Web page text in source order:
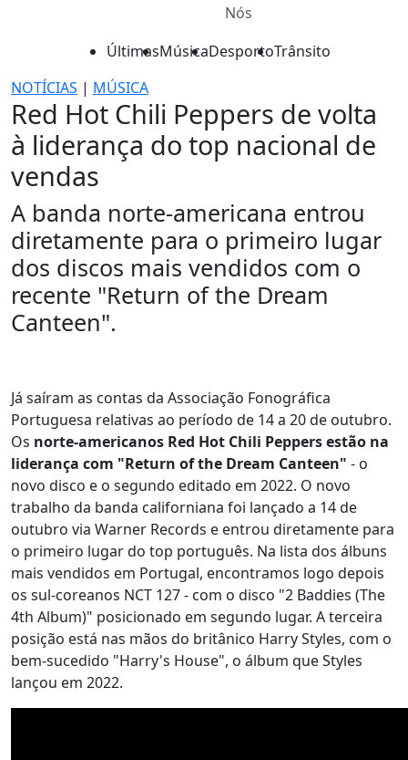
Nós
ÚltimasMúsicaDesportoTrânsito
NOTÍCIAS | MÚSICA
Red Hot Chili Peppers de volta
à liderança do top nacional de
vendas
A banda norte-americana entrou
diretamente para o primeiro lugar
dos discos mais vendidos com o
recente "Return of the Dream
Canteen".
Já saíram as contas da Associação Fonográfica
Portuguesa relativas ao período de 14 a 20 de outubro.
Os norte-americanos Red Hot Chili Peppers estão na
liderança com "Return of the Dream Canteen" - o
novo disco e o segundo editado em 2022. O novo
trabalho da banda californiana foi lançado a 14 de
outubro via Warner Records e entrou diretamente para
o primeiro lugar do top português. Na lista dos álbuns
mais vendidos em Portugal, encontramos logo depois
os sul-coreanos NCT 127 - com o disco "2 Baddies (The
4th Album)" posicionado em segundo lugar. A terceira
posição está nas mãos do britânico Harry Styles, com o
bem-sucedido "Harry's House", o álbum que Styles
lançou em 2022.